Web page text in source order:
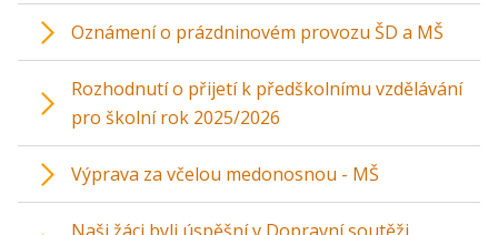
Oznámení o prázdninovém provozu ŠD a MŠ
Rozhodnutí o přijetí k předškolnímu vzdělávání
pro školní rok 2025/2026
Výprava za včelou medonosnou - MŠ